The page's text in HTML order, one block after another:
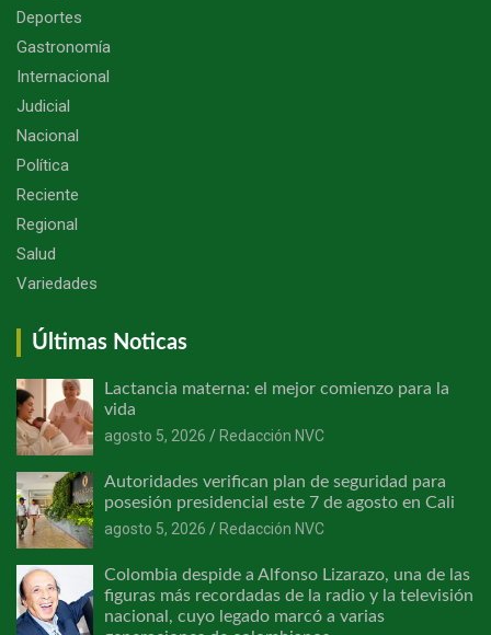
Deportes
Gastronomía
Internacional
Judicial
Nacional
Política
Reciente
Regional
Salud
Variedades
Últimas Noticas
Lactancia materna: el mejor comienzo para la
vida
agosto 5, 2026
Redacción NVC
Autoridades verifican plan de seguridad para
posesión presidencial este 7 de agosto en Cali
agosto 5, 2026
Redacción NVC
Colombia despide a Alfonso Lizarazo, una de las
figuras más recordadas de la radio y la televisión
nacional, cuyo legado marcó a varias